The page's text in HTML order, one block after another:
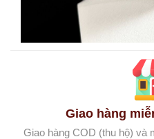
Giao hàng
Giao hàng COD (thu hộ) và